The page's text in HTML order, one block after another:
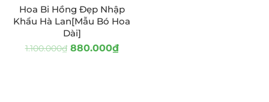
Hoa Bi Hồng Đẹp Nhập
Khẩu Hà Lan[Mẫu Bó Hoa
Dài]
1.100.000₫ 880.000₫